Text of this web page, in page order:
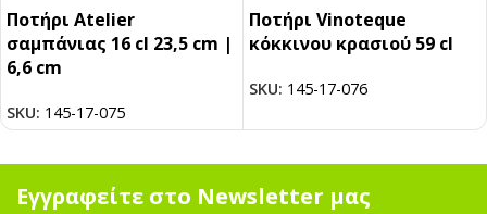
Ποτήρι Atelier
σαμπάνιας 16 cl 23,5 cm |
6,6 cm
SKU: 145-17-075
Ποτήρι Vinoteque
κόκκινου κρασιού 59 cl
SKU: 145-17-076
Εγγραφείτε στο Newsletter μας